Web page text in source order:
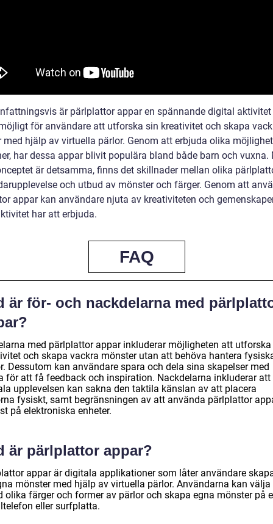
är pärlplattor appar en spännande digital
för användare att utforska sin kreativitet och skapa
med hjälp av virtuella pärlor. Genom att erbjuda olika
har dessa appar blivit populära bland både barn och vuxna.
är detsamma, finns det skillnader mellan olika
och utbud av mönster och färger. Genom att
appar kan användare njuta av kreativiteten och
har att erbjuda.
FAQ
är för- och nackdelarna med
med pärlplattor appar inkluderar möjligheten att
och skapa vackra mönster utan att behöva hantera
Dessutom kan användare spara och dela sina skapelser med
för att få feedback och inspiration. Nackdelarna inkluderar att
upplevelsen kan sakna den taktila känslan av att placera
fysiskt, samt begränsningen av att använda pärlplattor
på elektroniska enheter.
är pärlplattor appar?
appar är digitala applikationer som låter användare
mönster med hjälp av virtuella pärlor. Användarna kan välja
olika färger och former av pärlor och skapa egna mönster på
eller surfplatta.